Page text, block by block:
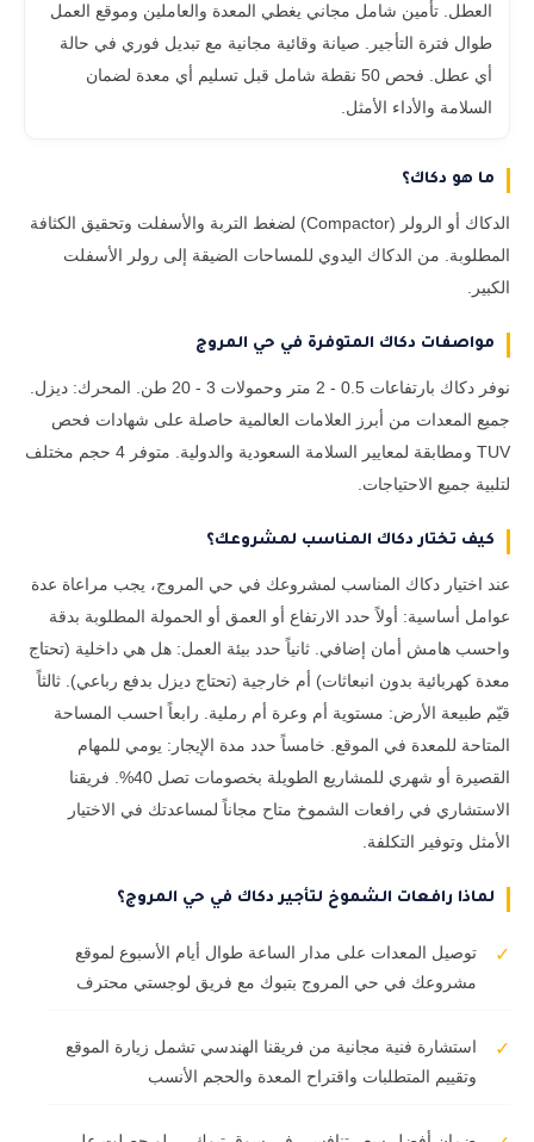
العطل. تأمين شامل مجاني يغطي المعدة والعاملين وموقع العمل
طوال فترة التأجير. صيانة وقائية مجانية مع تبديل فوري في حالة
أي عطل. فحص 50 نقطة شامل قبل تسليم أي معدة لضمان
السلامة والأداء الأمثل.
ما هو دكاك؟
الدكاك أو الرولر (Compactor) لضغط التربة والأسفلت وتحقيق الكثافة
المطلوبة. من الدكاك اليدوي للمساحات الضيقة إلى رولر الأسفلت
الكبير.
مواصفات دكاك المتوفرة في حي المروج
نوفر دكاك بارتفاعات 0.5 - 2 متر وحمولات 3 - 20 طن. المحرك: ديزل.
جميع المعدات من أبرز العلامات العالمية حاصلة على شهادات فحص
TUV ومطابقة لمعايير السلامة السعودية والدولية. متوفر 4 حجم مختلف
لتلبية جميع الاحتياجات.
كيف تختار دكاك المناسب لمشروعك؟
عند اختيار دكاك المناسب لمشروعك في حي المروج، يجب مراعاة عدة
عوامل أساسية: أولاً حدد الارتفاع أو العمق أو الحمولة المطلوبة بدقة
واحسب هامش أمان إضافي. ثانياً حدد بيئة العمل: هل هي داخلية (تحتاج
معدة كهربائية بدون انبعاثات) أم خارجية (تحتاج ديزل بدفع رباعي). ثالثاً
قيّم طبيعة الأرض: مستوية أم وعرة أم رملية. رابعاً احسب المساحة
المتاحة للمعدة في الموقع. خامساً حدد مدة الإيجار: يومي للمهام
القصيرة أو شهري للمشاريع الطويلة بخصومات تصل 40%. فريقنا
الاستشاري في رافعات الشموخ متاح مجاناً لمساعدتك في الاختيار
الأمثل وتوفير التكلفة.
لماذا رافعات الشموخ لتأجير دكاك في حي المروج؟
✓
توصيل المعدات على مدار الساعة طوال أيام الأسبوع لموقع
مشروعك في حي المروج بتبوك مع فريق لوجستي محترف
✓
استشارة فنية مجانية من فريقنا الهندسي تشمل زيارة الموقع
وتقييم المتطلبات واقتراح المعدة والحجم الأنسب